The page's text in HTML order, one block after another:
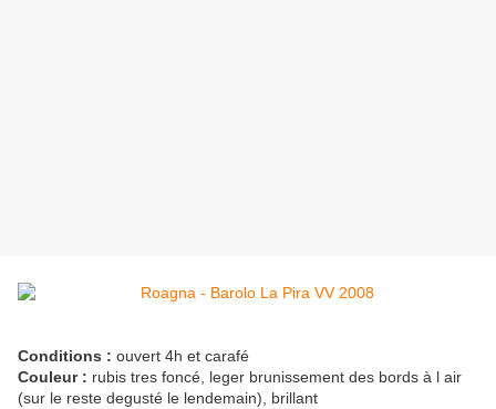
Conditions : ouvert 4h et carafé
Couleur : rubis tres foncé, leger brunissement des bords à l air
(sur le reste degusté le lendemain), brillant